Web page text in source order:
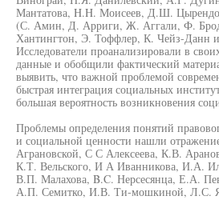
Мантатова, H.H. Моисеев, Д.Ш.
(С. Амин, Д. Арриги, Ж. Аггали, Ф.
Хантингтон, Э. Тоффлер, К. Чейз-Данн
Исследователи проанализировали в
данные и обобщили фактический
выявить, что важной проблемой
быстрая интеграция социальных
большая вероятность возникновения
Проблемы определения понятий
и социальной ценности нашли
Аграновской, С С Алексеева, К.В.
К.Т. Вельского, И А Иванникова, И.А.
В.П. Малахова, B.C. Нерсесянца, Е.А.
А.П. Семитко, И.В. Ти-мошкиной, Л.С.